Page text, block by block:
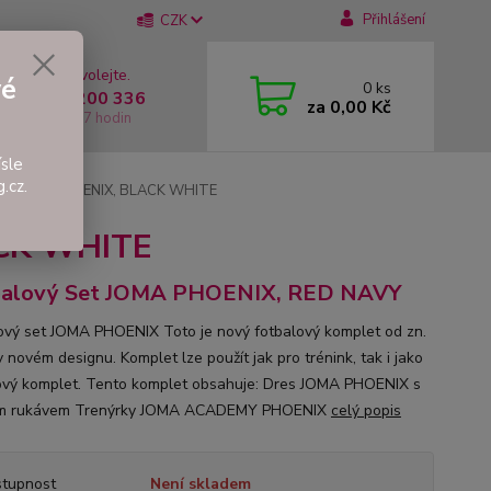
CZK Přihlášení
si rady? Zavolejte.
737 200 336
Pátek: 8 - 17 hodin
0 ks
za 0,00 Kč
JOMA PHOENIX, BLACK WHITE
WHITE
Set JOMA PHOENIX, RED NAVY
set JOMA PHOENIX Toto je nový fotbalový komplet od zn.
novém designu. Komplet lze použít jak pro trénink, tak i jako
komplet. Tento komplet obsahuje: Dres JOMA PHOENIX s
rukávem Trenýrky JOMA ACADEMY PHOENIX celý popis
Není skladem